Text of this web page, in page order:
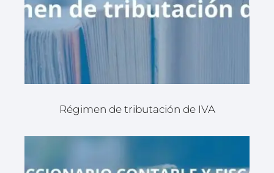
Régimen de tributación de IVA